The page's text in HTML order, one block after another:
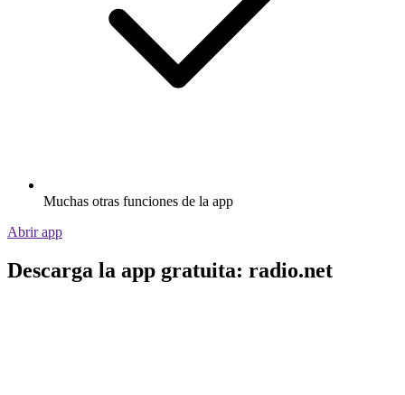
Muchas otras funciones de la app
Abrir app
Descarga la app gratuita: radio.net